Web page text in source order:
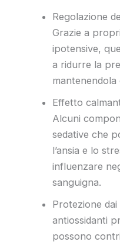
Regolazione
Grazie a
ipotensive,
a ridurre la
mantenendola
Effetto
Alcuni
sedative che
l’ansia e lo
influenzare
sanguigna.
Protezione dai
antiossidanti
possono